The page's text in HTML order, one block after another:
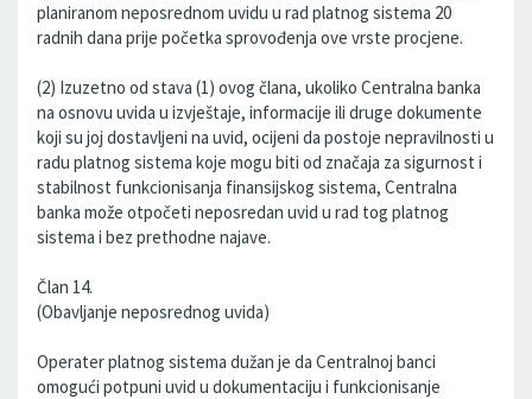
planiranom neposrednom uvidu u rad platnog sistema 20
radnih dana prije početka sprovođenja ove vrste procjene.
(2) Izuzetno od stava (1) ovog člana, ukoliko Centralna banka
na osnovu uvida u izvještaje, informacije ili druge dokumente
koji su joj dostavljeni na uvid, ocijeni da postoje nepravilnosti u
radu platnog sistema koje mogu biti od značaja za sigurnost i
stabilnost funkcionisanja finansijskog sistema, Centralna
banka može otpočeti neposredan uvid u rad tog platnog
sistema i bez prethodne najave.
Član 14.
(Obavljanje neposrednog uvida)
Operater platnog sistema dužan je da Centralnoj banci
omogući potpuni uvid u dokumentaciju i funkcionisanje